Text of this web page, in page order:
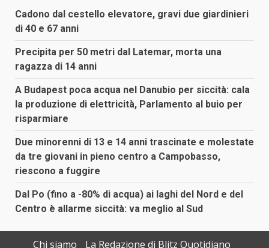
Cadono dal cestello elevatore, gravi due giardinieri
di 40 e 67 anni
Precipita per 50 metri dal Latemar, morta una
ragazza di 14 anni
A Budapest poca acqua nel Danubio per siccità: cala
la produzione di elettricità, Parlamento al buio per
risparmiare
Due minorenni di 13 e 14 anni trascinate e molestate
da tre giovani in pieno centro a Campobasso,
riescono a fuggire
Dal Po (fino a -80% di acqua) ai laghi del Nord e del
Centro è allarme siccità: va meglio al Sud
Chi siamo La Redazione di Blitz Quotidiano